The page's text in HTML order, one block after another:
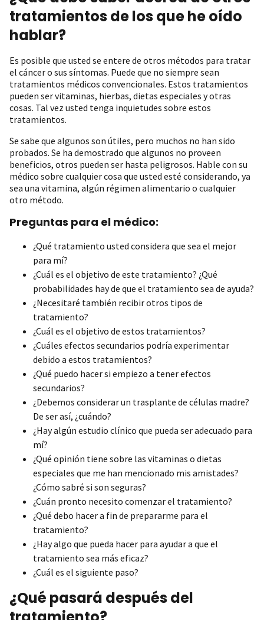
tratamientos de los que he oído
hablar?
Es posible que usted se entere de otros métodos para tratar
el cáncer o sus síntomas. Puede que no siempre sean
tratamientos médicos convencionales. Estos tratamientos
pueden ser vitaminas, hierbas, dietas especiales y otras
cosas. Tal vez usted tenga inquietudes sobre estos
tratamientos.
Se sabe que algunos son útiles, pero muchos no han sido
probados. Se ha demostrado que algunos no proveen
beneficios, otros pueden ser hasta peligrosos. Hable con su
médico sobre cualquier cosa que usted esté considerando, ya
sea una vitamina, algún régimen alimentario o cualquier
otro método.
Preguntas para el médico:
¿Qué tratamiento usted considera que sea el mejor
para mí?
¿Cuál es el objetivo de este tratamiento? ¿Qué
probabilidades hay de que el tratamiento sea de ayuda?
¿Necesitaré también recibir otros tipos de
tratamiento?
¿Cuál es el objetivo de estos tratamientos?
¿Cuáles efectos secundarios podría experimentar
debido a estos tratamientos?
¿Qué puedo hacer si empiezo a tener efectos
secundarios?
¿Debemos considerar un trasplante de células madre?
De ser así, ¿cuándo?
¿Hay algún estudio clínico que pueda ser adecuado para
mí?
¿Qué opinión tiene sobre las vitaminas o dietas
especiales que me han mencionado mis amistades?
¿Cómo sabré si son seguras?
¿Cuán pronto necesito comenzar el tratamiento?
¿Qué debo hacer a fin de prepararme para el
tratamiento?
¿Hay algo que pueda hacer para ayudar a que el
tratamiento sea más eficaz?
¿Cuál es el siguiente paso?
¿Qué pasará después del